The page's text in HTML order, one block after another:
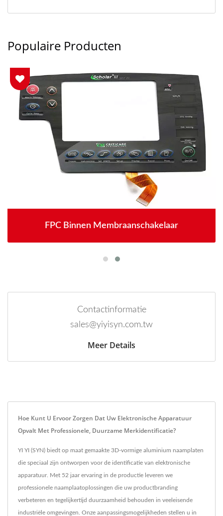
Populaire Producten
FPC Binnen Membraanschakelaar
Contactinformatie
sales@yiyisyn.com.tw
Meer Details
Hoe Kunt U Ervoor Zorgen Dat Uw Elektronische Apparatuur
Opvalt Met Professionele, Duurzame Merkidentificatie?
YI YI (SYN) biedt op maat gemaakte 3D-vormige aluminium naamplaten
die speciaal zijn ontworpen voor de identificatie van elektronische
apparatuur. Met 52 jaar ervaring in de productie leveren we
professionele naamplaatoplossingen die uw productbranding
verbeteren en tegelijkertijd duurzaamheid behouden in veeleisende
industriële omgevingen. Onze aanpassingsmogelijkheden stellen u in